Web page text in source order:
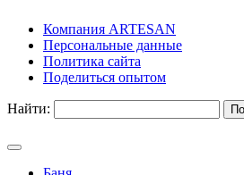
Компания ARTESAN
Персональные данные
Политика сайта
Поделиться опытом
Найти: